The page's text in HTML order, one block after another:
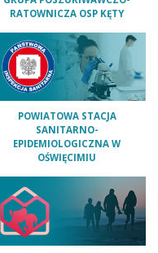
RATOWNICZA OSP KĘTY
POWIATOWA STACJA
SANITARNO-
EPIDEMIOLOGICZNA W
OŚWIĘCIMIU